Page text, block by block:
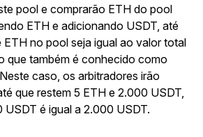
pool e comprarão ETH do pool
ETH e adicionando USDT, até
no pool seja igual ao valor total
que também é conhecido como
caso, os arbitradores irão
que restem 5 ETH e 2.000 USDT,
USDT é igual a 2.000 USDT.